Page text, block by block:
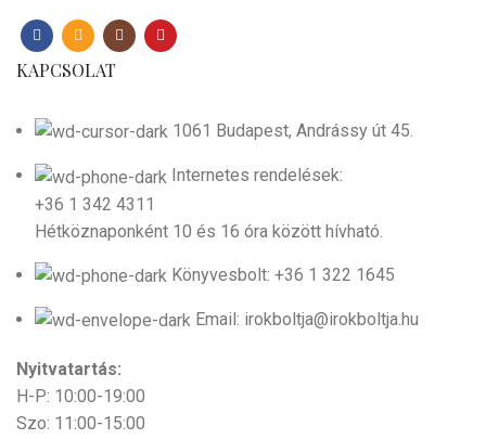
KAPCSOLAT
1061 Budapest, Andrássy út 45.
Internetes rendelések:
+36 1 342 4311
Hétköznaponként 10 és 16 óra között hívható.
Könyvesbolt: +36 1 322 1645
Email: irokboltja@irokboltja.hu
Nyitvatartás:
H-P: 10:00-19:00
Szo: 11:00-15:00